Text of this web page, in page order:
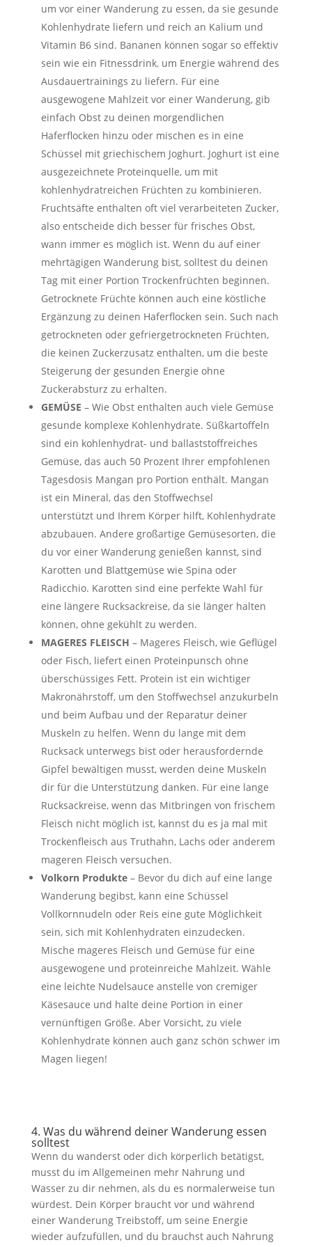
um vor einer Wanderung zu essen, da sie gesunde
Kohlenhydrate liefern und reich an Kalium und
Vitamin B6 sind. Bananen können sogar so effektiv
sein wie ein Fitnessdrink, um Energie während des
Ausdauertrainings zu liefern. Für eine
ausgewogene Mahlzeit vor einer Wanderung, gib
einfach Obst zu deinen morgendlichen
Haferflocken hinzu oder mischen es in eine
Schüssel mit griechischem Joghurt. Joghurt ist eine
ausgezeichnete Proteinquelle, um mit
kohlenhydratreichen Früchten zu kombinieren.
Fruchtsäfte enthalten oft viel verarbeiteten Zucker,
also entscheide dich besser für frisches Obst,
wann immer es möglich ist. Wenn du auf einer
mehrtägigen Wanderung bist, solltest du deinen
Tag mit einer Portion Trockenfrüchten beginnen.
Getrocknete Früchte können auch eine köstliche
Ergänzung zu deinen Haferflocken sein. Such nach
getrockneten oder gefriergetrockneten Früchten,
die keinen Zuckerzusatz enthalten, um die beste
Steigerung der gesunden Energie ohne
Zuckerabsturz zu erhalten.
GEMÜSE – Wie Obst enthalten auch viele Gemüse
gesunde komplexe Kohlenhydrate. Süßkartoffeln
sind ein kohlenhydrat- und ballaststoffreiches
Gemüse, das auch 50 Prozent Ihrer empfohlenen
Tagesdosis Mangan pro Portion enthält. Mangan
ist ein Mineral, das den Stoffwechsel
unterstützt und Ihrem Körper hilft, Kohlenhydrate
abzubauen. Andere großartige Gemüsesorten, die
du vor einer Wanderung genießen kannst, sind
Karotten und Blattgemüse wie Spina oder
Radicchio. Karotten sind eine perfekte Wahl für
eine längere Rucksackreise, da sie länger halten
können, ohne gekühlt zu werden.
MAGERES FLEISCH – Mageres Fleisch, wie Geflügel
oder Fisch, liefert einen Proteinpunsch ohne
überschüssiges Fett. Protein ist ein wichtiger
Makronährstoff, um den Stoffwechsel anzukurbeln
und beim Aufbau und der Reparatur deiner
Muskeln zu helfen. Wenn du lange mit dem
Rucksack unterwegs bist oder herausfordernde
Gipfel bewältigen musst, werden deine Muskeln
dir für die Unterstützung danken. Für eine lange
Rucksackreise, wenn das Mitbringen von frischem
Fleisch nicht möglich ist, kannst du es ja mal mit
Trockenfleisch aus Truthahn, Lachs oder anderem
mageren Fleisch versuchen.
Volkorn Produkte – Bevor du dich auf eine lange
Wanderung begibst, kann eine Schüssel
Vollkornnudeln oder Reis eine gute Möglichkeit
sein, sich mit Kohlenhydraten einzudecken.
Mische mageres Fleisch und Gemüse für eine
ausgewogene und proteinreiche Mahlzeit. Wähle
eine leichte Nudelsauce anstelle von cremiger
Käsesauce und halte deine Portion in einer
vernünftigen Größe. Aber Vorsicht, zu viele
Kohlenhydrate können auch ganz schön schwer im
Magen liegen!
4. Was du während deiner Wanderung essen
solltest
Wenn du wanderst oder dich körperlich betätigst,
musst du im Allgemeinen mehr Nahrung und
Wasser zu dir nehmen, als du es normalerweise tun
würdest. Dein Körper braucht vor und während
einer Wanderung Treibstoff, um seine Energie
wieder aufzufüllen, und du brauchst auch Nahrung